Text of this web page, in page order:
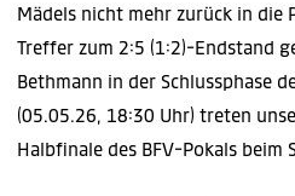
Mädels nicht mehr zurück in die
Treffer zum 2:5 (1:2)-Endstand
Bethmann in der Schlussphase
(05.05.26, 18:30 Uhr) treten
Halbfinale des BFV-Pokals beim